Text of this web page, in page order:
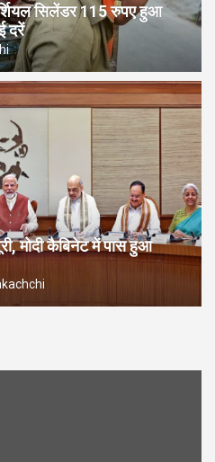
सिलेंडर 115 रुपए हुआ
दरें
मोदी कैबिनेट में पास हुआ